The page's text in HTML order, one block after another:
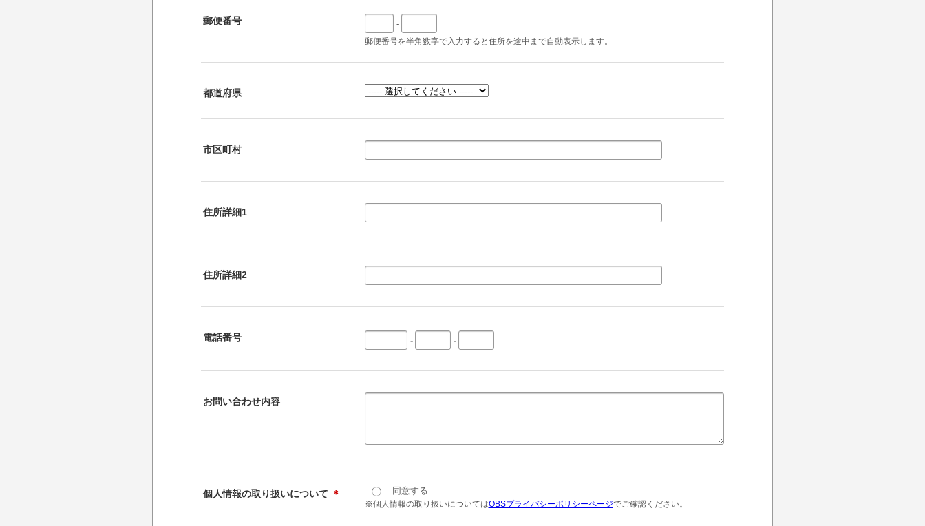
郵便番号 -
郵便番号を半角数字で入力すると住所を途中まで自動表示します。
都道府県
市区町村
住所詳細1
住所詳細2
電話番号 - -
お問い合わせ内容
個人情報の取り扱いについて ＊ 同意する
※個人情報の取り扱いについてはOBSプライバシーポリシーページでご確認ください。